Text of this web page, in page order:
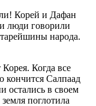
Корей и Дафан
люди говорили
народа.
Когда все
кончится Салпаад
остались в своем
поглотила